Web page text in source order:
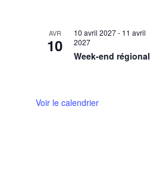
AVR
10
10 avril 2027- 11 avril
2027
Week-end régional
Voir le calendrier